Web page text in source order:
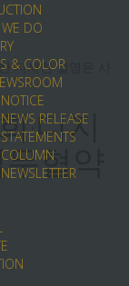
DO
& COLOR
NOTICE
NEWS RELEASE
STATEMENTS
COLUMN
NEWSLETTER
자세한 설명은 사
·디지
협약